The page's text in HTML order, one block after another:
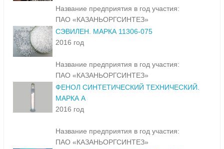
Название предприятия в год участия:
ПАО «КАЗАНЬОРГСИНТЕЗ»
СЭВИЛЕН. МАРКА 11306-075
2016 год
Название предприятия в год участия:
ПАО «КАЗАНЬОРГСИНТЕЗ»
ФЕНОЛ СИНТЕТИЧЕСКИЙ ТЕХНИЧЕСКИЙ.
МАРКА А
2016 год
Название предприятия в год участия:
ПАО «КАЗАНЬОРГСИНТЕЗ»